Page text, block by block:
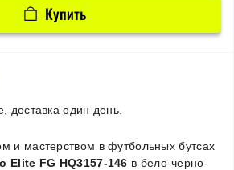
Купить
доставка один день.
и мастерством в футбольных бутсах
Elite FG HQ3157-146 в бело-черно-